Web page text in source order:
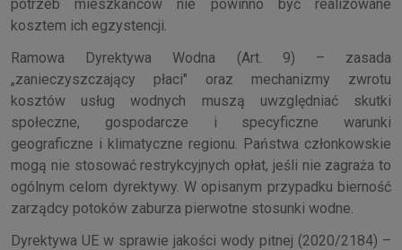
potrzeb mieszkańców nie powinno być realizowane
kosztem ich egzystencji.
Ramowa Dyrektywa Wodna (Art. 9) – zasada
„zanieczyszczający płaci" oraz mechanizmy zwrotu
kosztów usług wodnych muszą uwzględniać skutki
społeczne, gospodarcze i specyficzne warunki
geograficzne i klimatyczne regionu. Państwa członkowskie
mogą nie stosować restrykcyjnych opłat, jeśli nie zagraża to
ogólnym celom dyrektywy. W opisanym przypadku bierność
zarządcy potoków zaburza pierwotne stosunki wodne.
Dyrektywa UE w sprawie jakości wody pitnej (2020/2184) –